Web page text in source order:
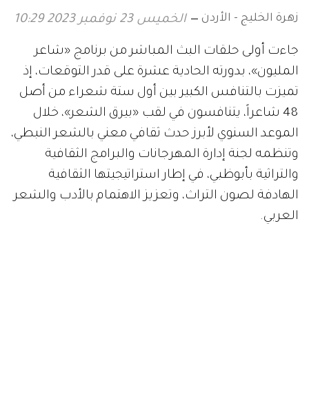
زهرة الخليج - الأردن الخميس 23 نوفمبر 2023 10:29
جاءت أولى حلقات البث المباشر من برنامج «شاعر
المليون»، بدورته الحادية عشرة على قدر التوقعات، إذ
تميزت بالتنافس الكبير بين أول ستة شعراء من أصل
48 شاعراً، يتنافسون في لقب «بيرق الشعر»، خلال
الموعد السنوي لأبرز حدث ثقافي معني بالشعر النبطي،
وتنظمه لجنة إدارة المهرجانات والبرامج الثقافية
والتراثية بأبوظبي، في إطار استراتيجيتها الثقافية
الهادفة لصون التراث، وتعزيز الاهتمام بالأدب والشعر
العربي.